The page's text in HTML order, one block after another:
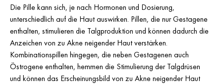
Die Pille kann sich, je nach Hormonen und Dosierung,
unterschiedlich auf die Haut auswirken. Pillen, die nur Gestagene
enthalten, stimulieren die Talgproduktion und können dadurch die
Anzeichen von zu Akne neigender Haut verstärken.
Kombinationspillen hingegen, die neben Gestagenen auch
Östrogene enthalten, hemmen die Stimulierung der Talgdrüsen
und können das Erscheinungsbild von zu Akne neigender Haut